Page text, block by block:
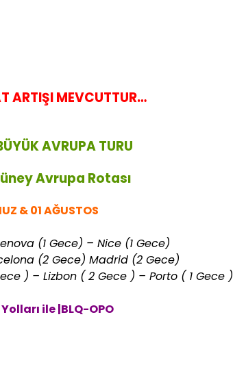
ARTIŞI MEVCUTTUR…
AVRUPA TURU
Avrupa Rotası
& 01 AĞUSTOS
(1 Gece) – Nice (1 Gece)
(2 Gece) Madrid (2 Gece)
) – Lizbon ( 2 Gece ) – Porto ( 1 Gece )
ile |BLQ-OPO